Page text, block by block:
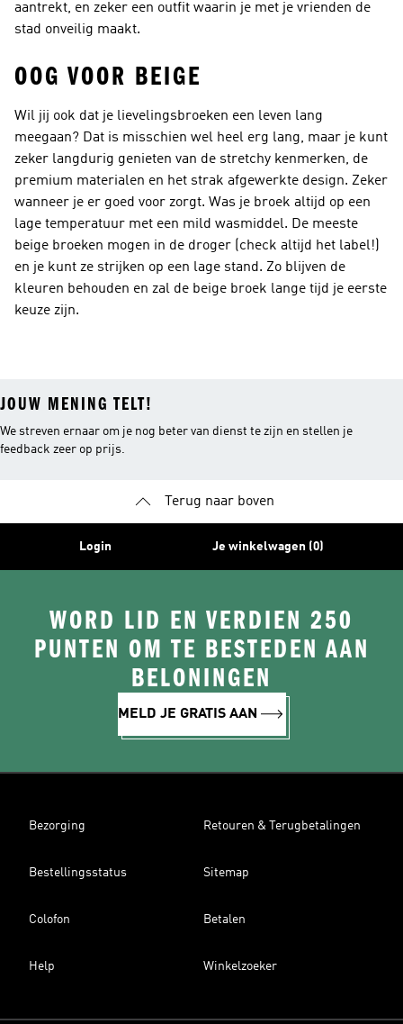
aantrekt, en zeker een outfit waarin je met je vrienden de
stad onveilig maakt.
OOG VOOR BEIGE
Wil jij ook dat je lievelingsbroeken een leven lang
meegaan? Dat is misschien wel heel erg lang, maar je kunt
zeker langdurig genieten van de stretchy kenmerken, de
premium materialen en het strak afgewerkte design. Zeker
wanneer je er goed voor zorgt. Was je broek altijd op een
lage temperatuur met een mild wasmiddel. De meeste
beige broeken mogen in de droger (check altijd het label!)
en je kunt ze strijken op een lage stand. Zo blijven de
kleuren behouden en zal de beige broek lange tijd je eerste
keuze zijn.
JOUW MENING TELT!
We streven ernaar om je nog beter van dienst te zijn en stellen je
feedback zeer op prijs.
Terug naar boven
Login Je winkelwagen (0)
WORD LID EN VERDIEN 250
PUNTEN OM TE BESTEDEN AAN
BELONINGEN
MELD JE GRATIS AAN
Bezorging Retouren & Terugbetalingen
Bestellingsstatus Sitemap
Colofon Betalen
Help Winkelzoeker